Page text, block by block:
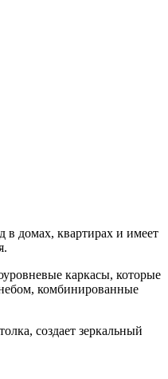
в домах, квартирах и имеет
каркасы, которые
комбинированные
создает зеркальный